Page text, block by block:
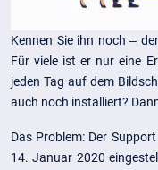
Kennen Sie ihn noch –
Für viele ist er nur eine
jeden Tag auf dem
auch noch installiert?
Das Problem: Der
14. Januar 2020